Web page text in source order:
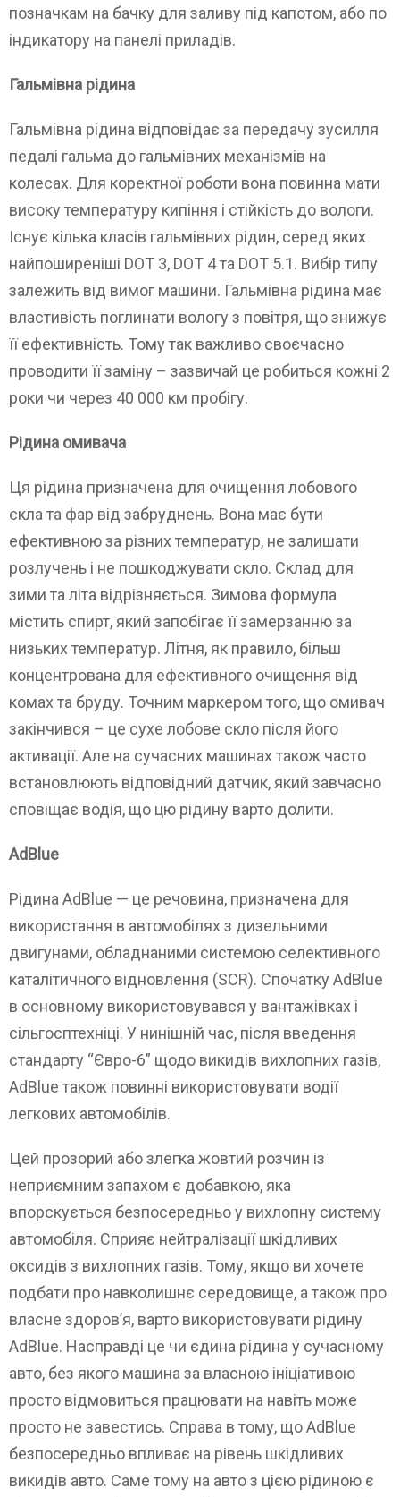
позначкам на бачку для заливу під капотом, або по
індикатору на панелі приладів.
Гальмівна рідина
Гальмівна рідина відповідає за передачу зусилля
педалі гальма до гальмівних механізмів на
колесах. Для коректної роботи вона повинна мати
високу температуру кипіння і стійкість до вологи.
Існує кілька класів гальмівних рідин, серед яких
найпоширеніші DOT 3, DOT 4 та DOT 5.1. Вибір типу
залежить від вимог машини. Гальмівна рідина має
властивість поглинати вологу з повітря, що знижує
її ефективність. Тому так важливо своєчасно
проводити її заміну – зазвичай це робиться кожні 2
роки чи через 40 000 км пробігу.
Рідина омивача
Ця рідина призначена для очищення лобового
скла та фар від забруднень. Вона має бути
ефективною за різних температур, не залишати
розлучень і не пошкоджувати скло. Склад для
зими та літа відрізняється. Зимова формула
містить спирт, який запобігає її замерзанню за
низьких температур. Літня, як правило, більш
концентрована для ефективного очищення від
комах та бруду. Точним маркером того, що омивач
закінчився – це сухе лобове скло після його
активації. Але на сучасних машинах також часто
встановлюють відповідний датчик, який завчасно
сповіщає водія, що цю рідину варто долити.
AdBlue
Рідина AdBlue — це речовина, призначена для
використання в автомобілях з дизельними
двигунами, обладнаними системою селективного
каталітичного відновлення (SCR). Спочатку AdBlue
в основному використовувався у вантажівках і
сільгосптехніці. У нинішній час, після введення
стандарту “Євро-6” щодо викидів вихлопних газів,
AdBlue також повинні використовувати водії
легкових автомобілів.
Цей прозорий або злегка жовтий розчин із
неприємним запахом є добавкою, яка
впорскується безпосередньо у вихлопну систему
автомобіля. Сприяє нейтралізації шкідливих
оксидів з вихлопних газів. Тому, якщо ви хочете
подбати про навколишнє середовище, а також про
власне здоров’я, варто використовувати рідину
AdBlue. Насправді це чи єдина рідина у сучасному
авто, без якого машина за власною ініціативою
просто відмовиться працювати на навіть може
просто не завестись. Справа в тому, що AdBlue
безпосередньо впливає на рівень шкідливих
викидів авто. Саме тому на авто з цією рідиною є